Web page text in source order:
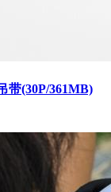
带(30P/361MB)